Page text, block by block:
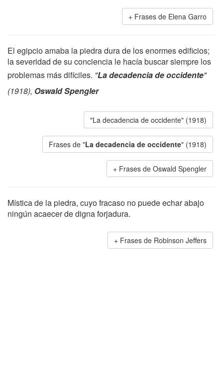
Frases de Elena Garro
El egipcio amaba la piedra dura de los enormes edificios;
la severidad de su conciencia le hacía buscar siempre los
problemas más difíciles. "La decadencia de occidente"
(1918), Oswald Spengler
"La decadencia de occidente" (1918)
Frases de "La decadencia de occidente" (1918)
Frases de Oswald Spengler
Mística de la piedra, cuyo fracaso no puede echar abajo
ningún acaecer de digna forjadura.
Frases de Robinson Jeffers